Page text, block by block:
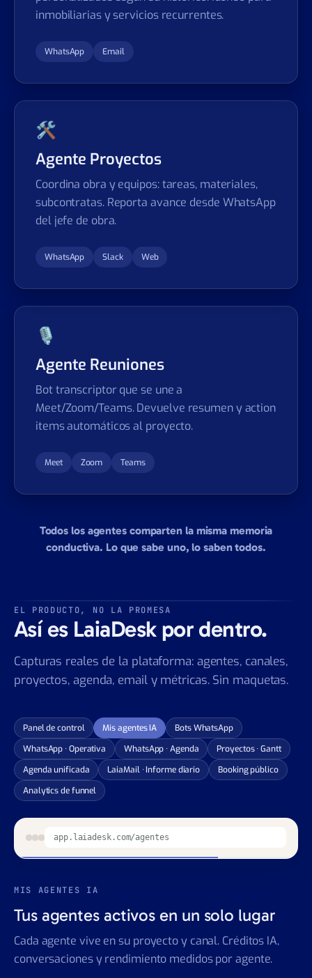
inmobiliarias y servicios recurrentes.
WhatsApp Email
🛠
Agente Proyectos
Coordina obra y equipos: tareas, materiales,
subcontratas. Reporta avance desde WhatsApp
del jefe de obra.
WhatsApp Slack Web
🎙
Agente Reuniones
Bot transcriptor que se une a
Meet/Zoom/Teams. Devuelve resumen y action
items automáticos al proyecto.
Meet Zoom Teams
Todos los agentes comparten la misma memoria
conductiva. Lo que sabe uno, lo saben todos.
EL PRODUCTO, NO LA PROMESA
Así es LaiaDesk por dentro.
Capturas reales de la plataforma: agentes, canales,
proyectos, agenda, email y métricas. Sin maquetas.
Panel de control Mis agentes IA
Bots WhatsApp
WhatsApp · Operativa
WhatsApp · Agenda
Proyectos · Gantt
Agenda unificada
LaiaMail · Informe diario
Booking público
Analytics de funnel
app.laiadesk.com/whatsapp
BOTS WHATSAPP
Tu bot WhatsApp conectado a tu
número
El agente conversa desde tu propio número WhatsApp